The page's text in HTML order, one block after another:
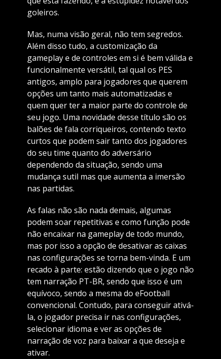
goleiros.
Mas, numa visão geral, não tem segredos.
Além disso tudo, a customização da
gameplay e de controles em si é bem válida e
funcionalmente versátil, tal qual os PES
antigos, amplo para jogadores que querem
opções um tanto mais automatizadas e
quem quer ter a maior parte do controle de
seu jogo. Uma novidade desse título são os
balões de fala corriqueiros, contendo texto
curtos que podem sair tanto dos jogadores
do seu time quanto do adversário
dependendo da situação, sendo uma
mudança sutil mas que aumenta a imersão
nas partidas.
As falas não são nada demais, algumas
podem soar repetitivas e como função pode
não encaixar na gameplay de todo mundo,
mas por isso a opção de desativar as caixas
nas configurações se torna bem-vinda. E um
recado à parte: estão dizendo que o jogo não
tem narração PT-BR, sendo que isso é um
equívoco, sendo a mesma do eFootball
convencional. Contudo, para conseguir ativá-
la, o jogador precisa ir nas configurações,
selecionar idioma e ver as opções de
narração de voz para baixar a que deseja e
ativar.